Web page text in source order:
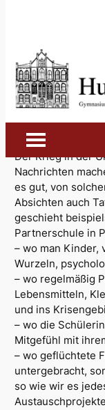
und
Der Krieg in der
Nachrichten
es gut, von
Absichten auch
geschieht
Partnerschule in
– wo man Kinder,
Wurzeln,
– wo regelmäßig
Lebensmitteln,
und ins
– wo die
Mitgefühl mit
– wo geflüchtete
untergebracht,
so wie wir es